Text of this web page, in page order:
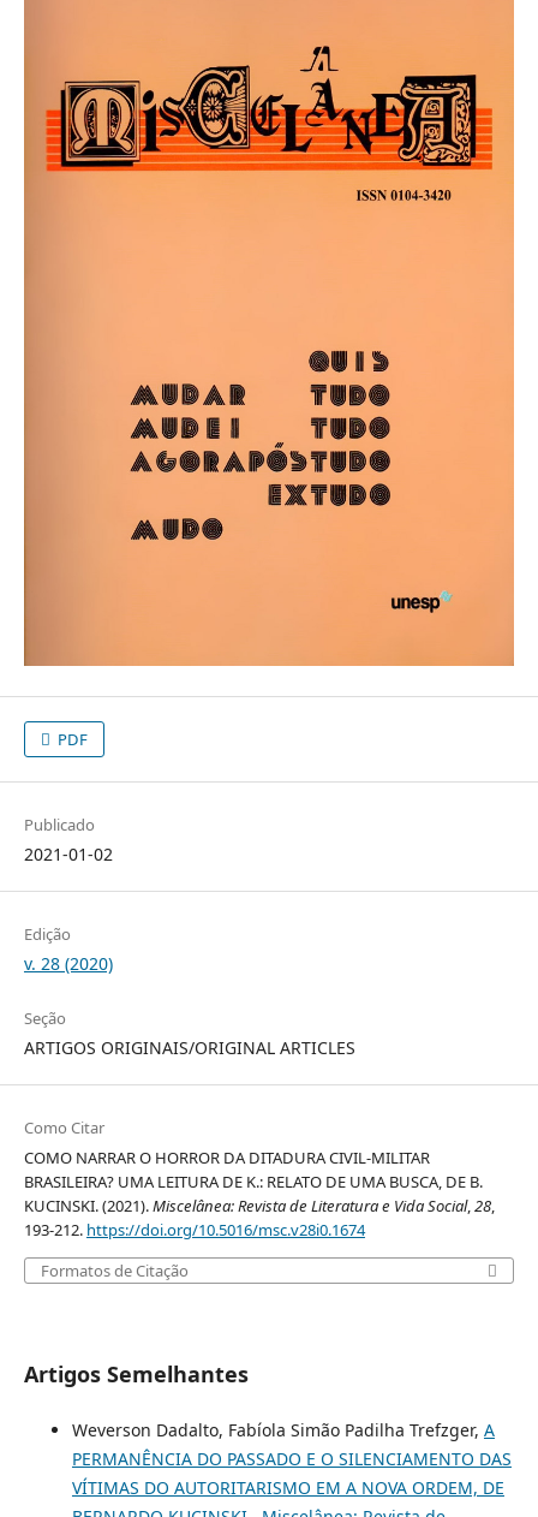
PDF
Publicado
2021-01-02
Edição
v. 28 (2020)
Seção
ARTIGOS ORIGINAIS/ORIGINAL ARTICLES
Como Citar
COMO NARRAR O HORROR DA DITADURA CIVIL-MILITAR
BRASILEIRA? UMA LEITURA DE K.: RELATO DE UMA BUSCA, DE B.
KUCINSKI. (2021).Miscelânea: Revista de Literatura e Vida Social,28,
193-212. https://doi.org/10.5016/msc.v28i0.1674
Formatos de Citação
Artigos Semelhantes
Weverson Dadalto, Fabíola Simão Padilha Trefzger, A
PERMANÊNCIA DO PASSADO E O SILENCIAMENTO DAS
VÍTIMAS DO AUTORITARISMO EM A NOVA ORDEM, DE